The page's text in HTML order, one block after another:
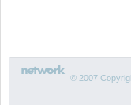
© 2007